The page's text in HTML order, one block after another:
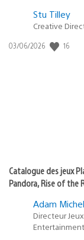
Postée
:
Stu Tilley
Creative
Date
03/06/2026 16
Catalogue des jeux
Pandora, Rise of the
Adam Michel
Directeur
Entertainment